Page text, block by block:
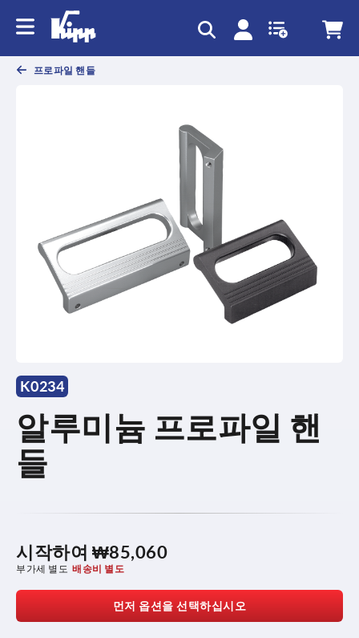
프로파일 핸들
K0234
알루미늄 프로파일 핸
들
시작하여 ₩85,060
부가세 별도 배송비 별도
먼저 옵션을 선택하십시오